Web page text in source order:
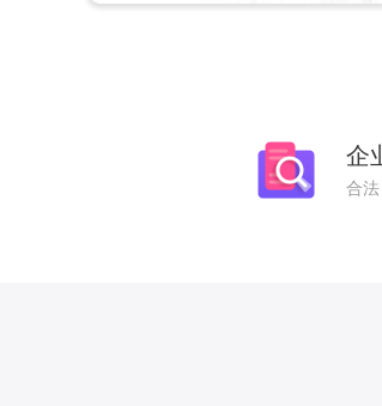
企
合